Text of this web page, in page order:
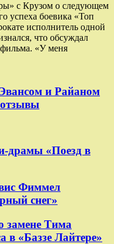
с Крузом о следующем
успеха боевика «Топ
исполнитель одной
что обсуждал
«У меня
и Райаном
драмы «Поезд в
Фиммел
снег»
замене Тима
в «Баззе Лайтере»